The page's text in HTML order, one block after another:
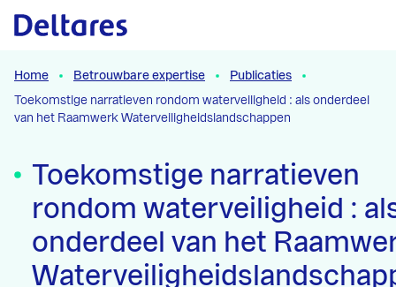
Naar hoofdcontent
Home Betrouwbare expertise
Publicaties
Toekomstige narratieven rondom waterveiligheid : als onderdeel
van het Raamwerk Waterveiligheidslandschappen
Toekomstige narratieven
rondom waterveiligheid :
onderdeel van het